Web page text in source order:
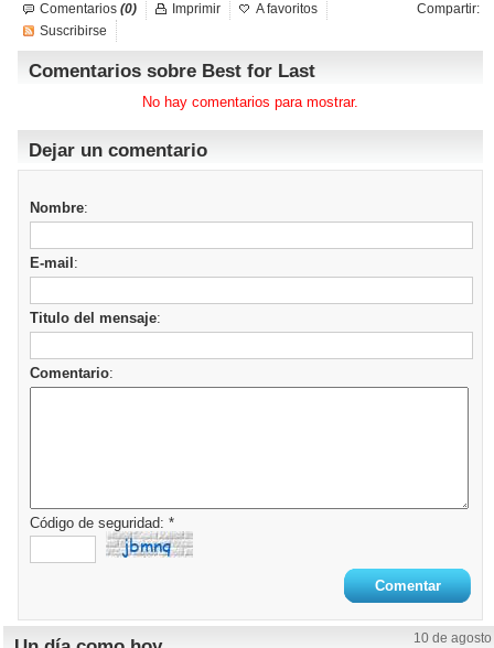
Comentarios (0) Compartir:
Imprimir
A favoritos
Suscribirse
Comentarios sobre Best for Last
No hay comentarios para mostrar.
Dejar un comentario
Nombre:
E-mail :
Titulo del mensaje:
Comentario:
Código de seguridad: *
10 de agosto